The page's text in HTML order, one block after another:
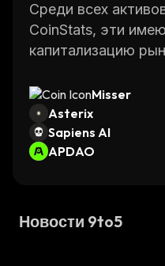
Среди всех
CoinStats, эти
капитализацию
Misser
Asterix
Sapiens AI
APDAO
Новости 9to5